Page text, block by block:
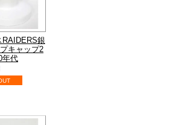
RAIDERS銀
キャップ2
年代